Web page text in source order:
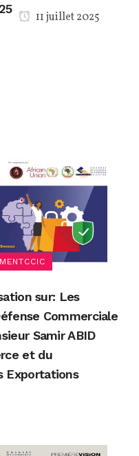
11 juillet 2025
sur: Les
Commerciale
Samir ABID
et du
Exportations